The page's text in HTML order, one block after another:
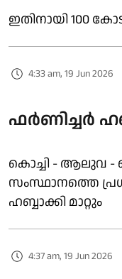
ഇതിനായി 100
4:33 am, 19 Jun 2026
ഫർണിച്ചർ
കൊച്ചി - ആലുവ -
സംസ്ഥാനത്തെ
ഹബ്ബാക്കി മാറ്റും
4:37 am, 19 Jun 2026